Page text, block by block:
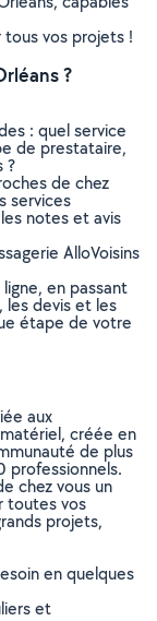
tous vos projets !
?
: quel service
de prestataire,
?
de chez
services
notes et avis
AlloVoisins
en passant
les devis et les
étape de votre
aux
créée en
de plus
professionnels.
chez vous un
toutes vos
projets,
en quelques
et